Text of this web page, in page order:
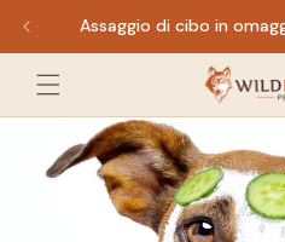
direttamente
al contenuto
Assaggio di cibo in